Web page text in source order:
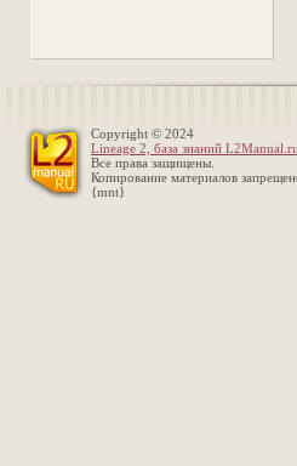
Copyright © 2024
Lineage 2, база знаний L2Manual.ru
Все права защищены.
Копирование материалов
{mnt}